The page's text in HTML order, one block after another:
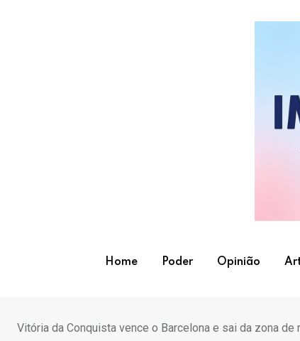
Home Poder Opinião
Vitória da Conquista vence o Barcelona e sai da zona de